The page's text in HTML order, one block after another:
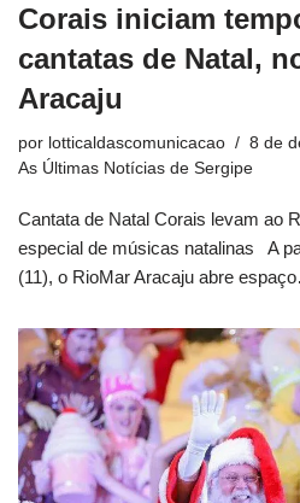
Corais iniciam
cantatas de Natal,
Aracaju
por lotticaldascomunicacao
8 de
As Últimas Notícias de Sergipe
Cantata de Natal Corais levam ao
especial de músicas natalinas A
(11), o RioMar Aracaju abre